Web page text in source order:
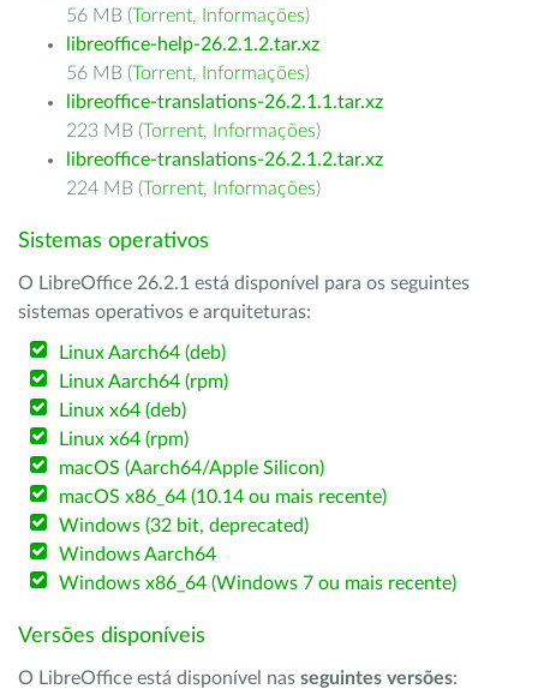
56 MB (Torrent, Informações)
libreoffice-help-26.2.1.2.tar.xz
56 MB (Torrent, Informações)
libreoffice-translations-26.2.1.1.tar.xz
223 MB (Torrent, Informações)
libreoffice-translations-26.2.1.2.tar.xz
224 MB (Torrent, Informações)
Sistemas operativos
O LibreOffice 26.2.1 está disponível para os seguintes
sistemas operativos e arquiteturas:
Linux Aarch64 (deb)
Linux Aarch64 (rpm)
Linux x64 (deb)
Linux x64 (rpm)
macOS (Aarch64/Apple Silicon)
macOS x86_64 (10.14 ou mais recente)
Windows (32 bit, deprecated)
Windows Aarch64
Windows x86_64 (Windows 7 ou mais recente)
Versões disponíveis
O LibreOffice está disponível nas seguintes versões: